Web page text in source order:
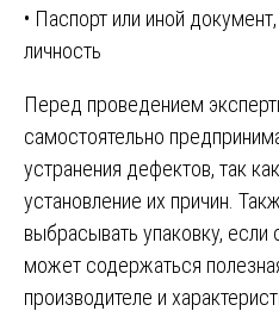
• Паспорт или иной
личность
Перед проведением
самостоятельно
устранения дефектов, так
установление их причин.
выбрасывать упаковку, если
может содержаться
производителе и